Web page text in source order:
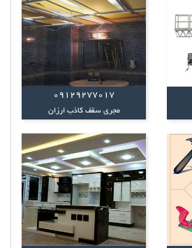
09129277017
مجری سقف کاذب ارزان